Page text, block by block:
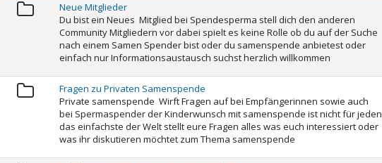
Neue Mitglieder
Du bist ein Neues Mitglied bei Spendesperma stell dich den anderen
Community Mitgliedern vor dabei spielt es keine Rolle ob du auf der Suche
nach einem Samen Spender bist oder du samenspende anbietest oder
einfach nur Informationsaustausch suchst herzlich willkommen
Fragen zu Privaten Samenspende
Private samenspende Wirft Fragen auf bei Empfängerinnen sowie auch
bei Spermaspender der Kinderwunsch mit samenspende ist nicht für jeden
das einfachste der Welt stellt eure Fragen alles was euch interessiert oder
was ihr diskutieren möchtet zum Thema samenspende